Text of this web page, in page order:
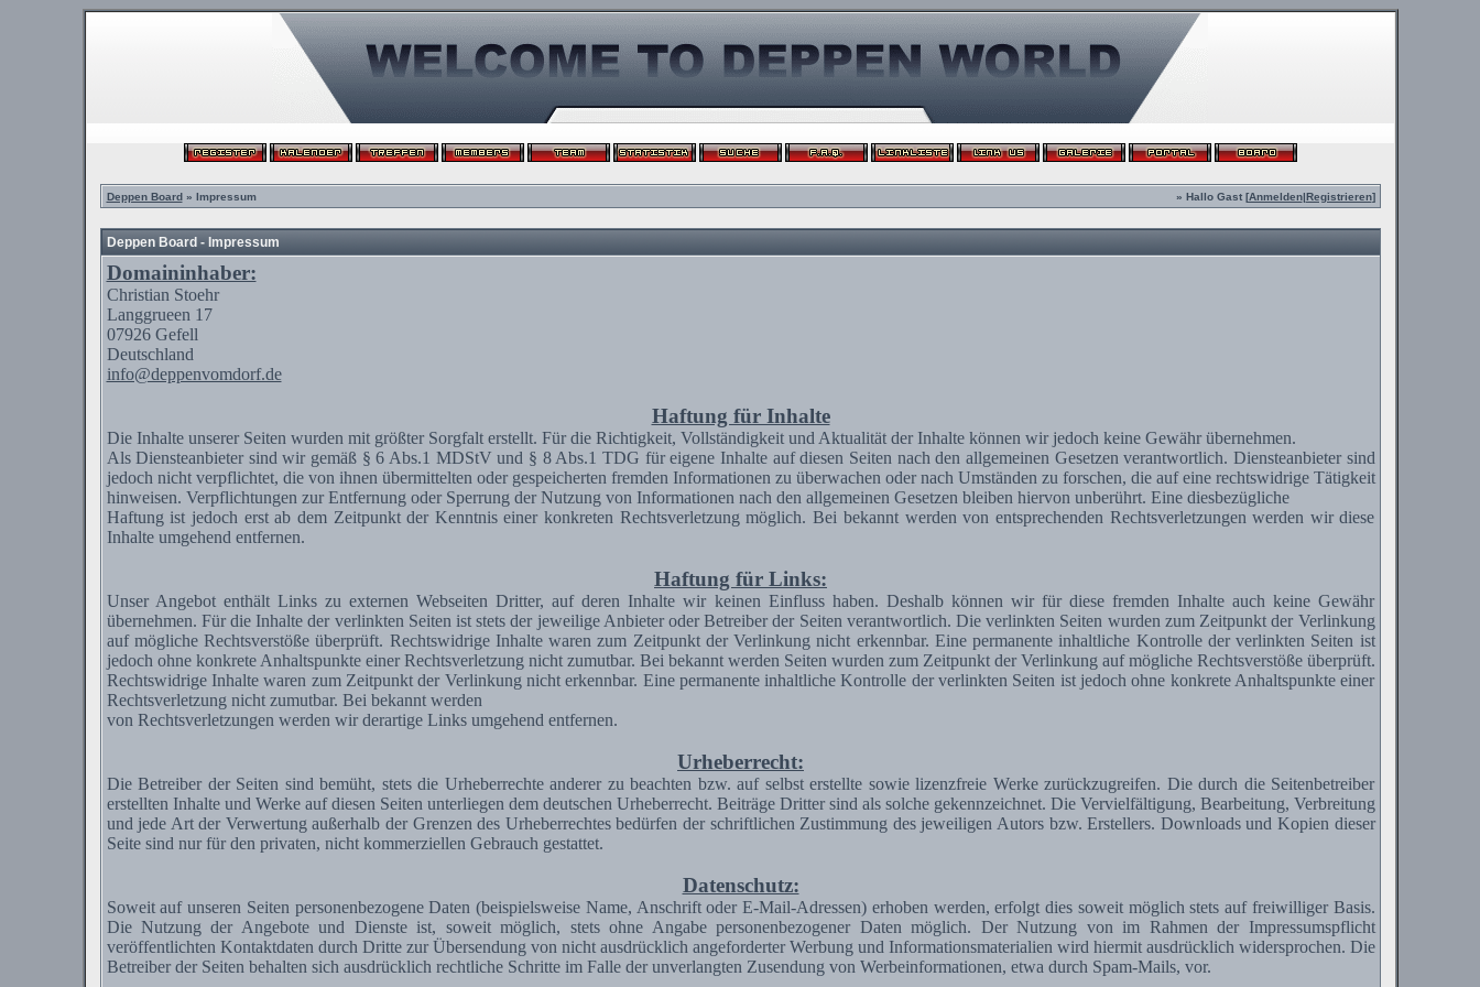
Deppen Board» Impressum » Hallo Gast [Anmelden|Registrieren]
Deppen Board - Impressum
Domaininhaber:
Christian Stoehr
Langgrueen 17
07926 Gefell
Deutschland
info@deppenvomdorf.de
Haftung für Inhalte
Die Inhalte unserer Seiten wurden mit größter Sorgfalt erstellt. Für die Richtigkeit, Vollständigkeit und Aktualität der Inhalte können wir jedoch keine Gewähr übernehmen.
AlsDiensteanbieter sind wir gemäß § 6 Abs.1 MDStV und § 8 Abs.1 TDG für eigene Inhalte auf diesen Seiten nach den allgemeinen Gesetzen verantwortlich. Diensteanbietersind
jedoch nicht verpflichtet, die von ihnen übermittelten oder gespeicherten fremden Informationen zu überwachen oder nach Umständen zu forschen, die auf eine rechtswidrige Tätigkeit
hinweisen. Verpflichtungen zur Entfernung oder Sperrung der Nutzung von Informationen nach den allgemeinen Gesetzen bleiben hiervon unberührt. Eine diesbezügliche
Haftung ist jedoch erst ab dem Zeitpunkt der Kenntnis einer konkreten Rechtsverletzung möglich. Bei bekannt werden von entsprechenden Rechtsverletzungen werden wir diese
Inhalte umgehend entfernen.
Haftung für Links:
Unser Angebot enthält Links zu externen Webseiten Dritter, auf deren Inhalte wir keinen Einfluss haben. Deshalb können wir für diese fremden Inhalte auch keine Gewähr
übernehmen. Für die Inhalte der verlinkten Seiten ist stets der jeweilige Anbieter oder Betreiber der Seiten verantwortlich. Die verlinkten Seiten wurden zum Zeitpunkt der Verlinkung
auf mögliche Rechtsverstöße überprüft. Rechtswidrige Inhalte waren zum Zeitpunkt der Verlinkung nicht erkennbar. Eine permanente inhaltliche Kontrolle der verlinkten Seiten ist
jedoch ohne konkrete Anhaltspunkte einer Rechtsverletzung nicht zumutbar. Bei bekannt werden Seiten wurden zum Zeitpunkt der Verlinkung auf mögliche Rechtsverstöße überprüft.
Rechtswidrige Inhalte waren zum Zeitpunkt der Verlinkung nicht erkennbar. Eine permanente inhaltliche Kontrolle der verlinkten Seiten ist jedoch ohne konkrete Anhaltspunkte einer
Rechtsverletzung nicht zumutbar. Bei bekannt werden
von Rechtsverletzungen werden wir derartige Links umgehend entfernen.
Urheberrecht:
Die Betreiber der Seiten sind bemüht, stets die Urheberrechte anderer zu beachten bzw. auf selbst erstellte sowie lizenzfreie Werke zurückzugreifen. Die durch die Seitenbetreiber
erstellten Inhalte und Werke auf diesen Seiten unterliegen dem deutschen Urheberrecht. Beiträge Dritter sind als solche gekennzeichnet. Die Vervielfältigung, Bearbeitung, Verbreitung
und jede Art der Verwertung außerhalb der Grenzen des Urheberrechtes bedürfen der schriftlichen Zustimmung des jeweiligen Autors bzw.Erstellers. Downloads und Kopien dieser
Seite sind nur für den privaten, nicht kommerziellen Gebrauch gestattet.
Datenschutz:
Soweit auf unseren Seiten personenbezogene Daten (beispielsweise Name, Anschrift oder E-Mail-Adressen) erhoben werden, erfolgt dies soweit möglich stets auf freiwilliger Basis.
Die Nutzung der Angebote und Dienste ist, soweit möglich, stets ohne Angabe personenbezogener Daten möglich. Der Nutzung von im Rahmen der Impressumspflicht
veröffentlichten Kontaktdaten durch Dritte zur Übersendung von nicht ausdrücklich angeforderter Werbung und Informationsmaterialien wird hiermit ausdrücklich widersprochen. Die
Betreiber der Seiten behalten sich ausdrücklich rechtliche Schritte im Falle der unverlangten Zusendung von Werbeinformationen, etwa durch Spam-Mails, vor.